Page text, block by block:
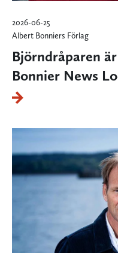
2026-06-25
Albert Bonniers Förlag
Björndråparen
Bonnier News